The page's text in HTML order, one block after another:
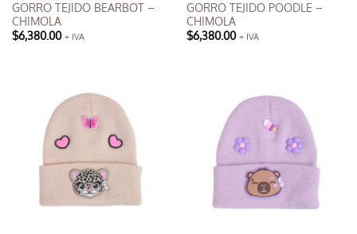
GORRO TEJIDO BEARBOT –
CHIMOLA
$6,380.00 + IVA
GORRO TEJIDO POODLE –
CHIMOLA
$6,380.00 + IVA